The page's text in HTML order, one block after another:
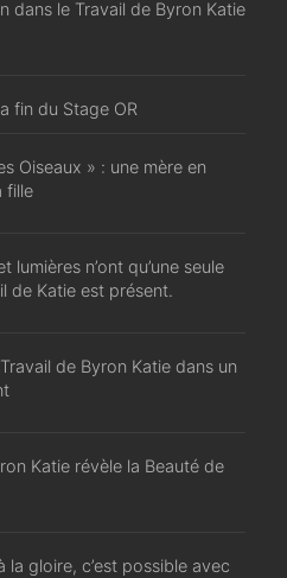
dans le Travail de Byron Katie
fin du Stage OR
Oiseaux » : une mère en
fille
lumières n’ont qu’une seule
de Katie est présent.
de Byron Katie dans un
Katie révèle la Beauté de
la gloire, c’est possible avec